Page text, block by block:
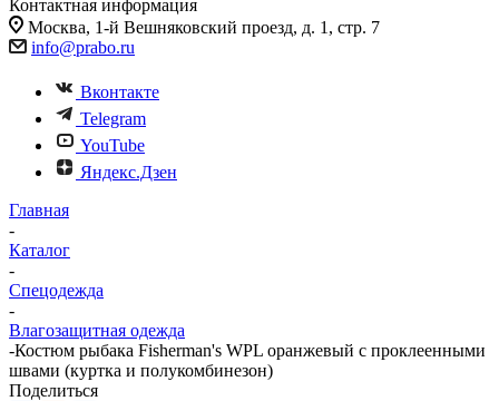
Контактная информация
Москва, 1-й Вешняковский проезд, д. 1, стр. 7
info@prabo.ru
Вконтакте
Telegram
YouTube
Яндекс.Дзен
Главная
-
Каталог
-
Спецодежда
-
Влагозащитная одежда
-Костюм рыбака Fisherman's WPL оранжевый с проклеенными
швами (куртка и полукомбинезон)
Поделиться